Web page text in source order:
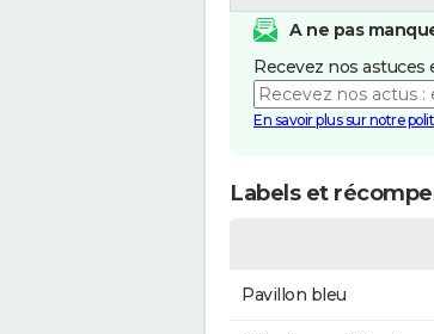
A ne pas
Recevez nos
En savoir plus sur notre
Labels et
Pavillon bleu